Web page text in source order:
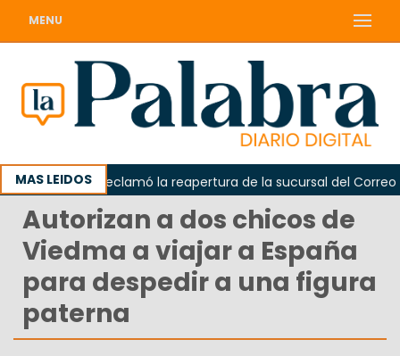
MENU
MAS LEIDOS
Odarda reclamó la reapertura de la sucursal del Correo
Autorizan a dos chicos de
Viedma a viajar a España
para despedir a una figura
paterna